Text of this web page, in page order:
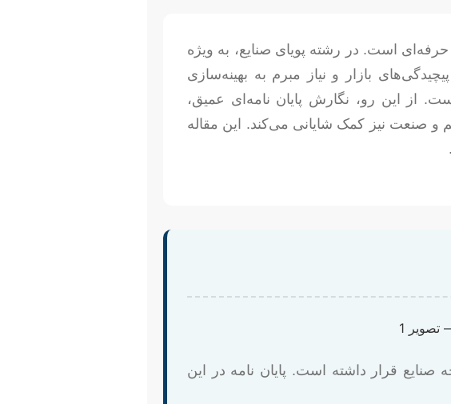
است. در رشته پویای صنایع، به ویژه
بازار و نیاز مبرم به بهینه‌سازی
از این رو، نگارش پایان نامه‌ای عمیق،
و صنعت نیز کمک شایانی می‌کند. این مقاله
صنایع قرار داشته است. پایان نامه در این